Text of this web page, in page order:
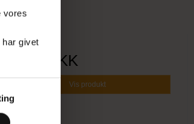
vores
har givet
74,00 DKK
Vis produkt